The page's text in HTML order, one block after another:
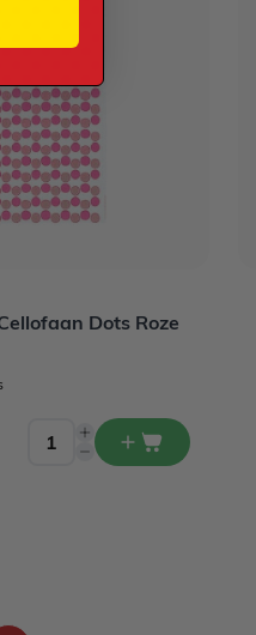
Dots Roze